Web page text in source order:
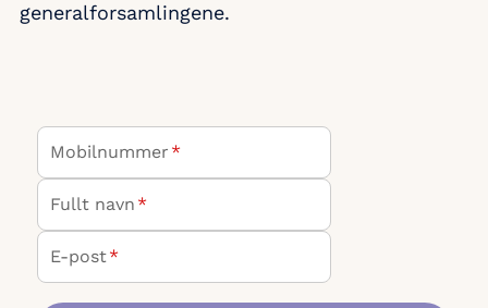
generalforsamlingene.​
Mobilnummer *
Fullt navn *
E-post*